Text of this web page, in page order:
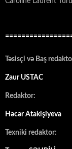
Təsisçi və Baş
Zaur USTAC
Redaktor:
Həcər Atakişiyeva
Texniki redaktor: